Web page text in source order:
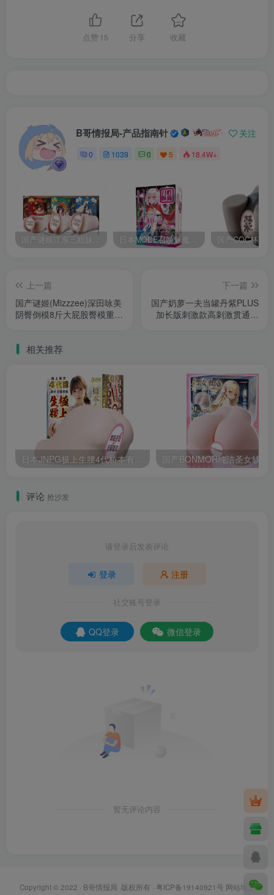
点赞 15 分享 收藏
B哥情报局-产品指南针 关注
0 1039 0 5 18.4W+
国产谜姬江东三姐妹国潮飞机杯低中高刺激度全覆盖飞机杯测评报告 日本MODE召唤魅魔飞机杯高刺激榨汁姬名器倒模自慰器使用体验及测评报告
上一篇
国产谜姬(Mizzzee)深田咏美
阴臀倒模8斤大屁股臀模重口
下一篇
国产奶萝一夫当罐丹紫PLUS
加长版刺激款高刺激贯通双
相关推荐
日本JNPG极上生腰4代桥本有菜真人倒模大份量名器测评报告
评论 抢沙发
请登录后发表评论
登录 注册
社交账号登录
QQ登录 微信登录
暂无评论内容
Copyright © 2022 · B哥情报局 ·版权所有 · 粤ICP备19140921号 网站地图